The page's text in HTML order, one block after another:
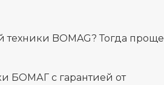
BOMAG? Тогда проще
БОМАГ с гарантией от